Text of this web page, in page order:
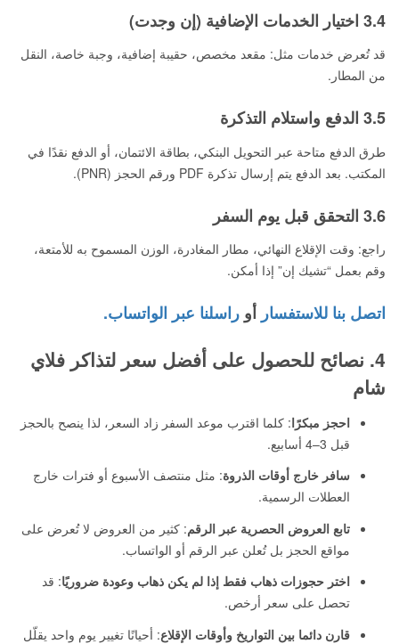
3.4 اختيار الخدمات الإضافية (إن وجدت)
قد تُعرض خدمات مثل: مقعد مخصص، حقيبة إضافية، وجبة خاصة، النقل
من المطار.
3.5 الدفع واستلام التذكرة
طرق الدفع متاحة عبر التحويل البنكي، بطاقة الائتمان، أو الدفع نقدًا في
المكتب. بعد الدفع يتم إرسال تذكرة PDF ورقم الحجز (PNR).
3.6 التحقق قبل يوم السفر
راجع: وقت الإقلاع النهائي، مطار المغادرة، الوزن المسموح به للأمتعة،
وقم بعمل “تشيك إن” إذا أمكن.
اتصل بنا للاستفسار أو راسلنا عبر الواتساب.
4. نصائح للحصول على أفضل سعر لتذاكر فلاي
شام
احجز مبكرًا: كلما اقترب موعد السفر زاد السعر، لذا ينصح بالحجز
قبل 3–4 أسابيع.
سافر خارج أوقات الذروة: مثل منتصف الأسبوع أو فترات خارج
العطلات الرسمية.
تابع العروض الحصرية عبر الرقم: كثير من العروض لا تُعرض على
مواقع الحجز بل تُعلن عبر الرقم أو الواتساب.
اختر حجوزات ذهاب فقط إذا لم يكن ذهاب وعودة ضروريًا: قد
تحصل على سعر أرخص.
قارن دائما بين التواريخ وأوقات الإقلاع: أحيانًا تغيير يوم واحد يقلّل